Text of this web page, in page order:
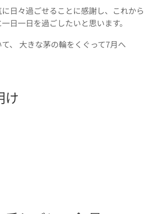
日々過ごせることに感謝し、これから
日一日を過ごしたいと思います。
、 大きな茅の輪をくぐって7月へ
け